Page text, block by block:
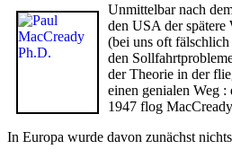
Unmittelbar nach
den USA der spätere
(bei uns oft
den
der Theorie in der
einen genialen Weg
1947 flog
In Europa wurde davon zunächst